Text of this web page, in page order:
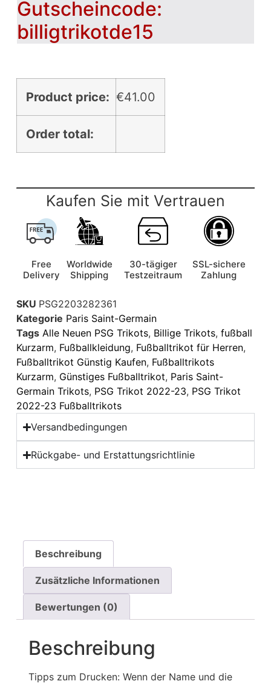
Gutscheincode:
billigtrikotde15
Product price: €41.00
Order total:
Kaufen Sie mit Vertrauen
Free
Delivery
Worldwide
Shipping
30-tägiger
Testzeitraum
SSL-sichere
Zahlung
SKU PSG2203282361
Kategorie Paris Saint-Germain
Tags Alle Neuen PSG Trikots, Billige Trikots, fußball
Kurzarm, Fußballkleidung, Fußballtrikot für Herren,
Fußballtrikot Günstig Kaufen, Fußballtrikots
Kurzarm, Günstiges Fußballtrikot, Paris Saint-
Germain Trikots, PSG Trikot 2022-23, PSG Trikot
2022-23 Fußballtrikots
Versandbedingungen
Rückgabe- und Erstattungsrichtlinie
Beschreibung
Zusätzliche Informationen
Bewertungen (0)
Beschreibung
Tipps zum Drucken: Wenn der Name und die